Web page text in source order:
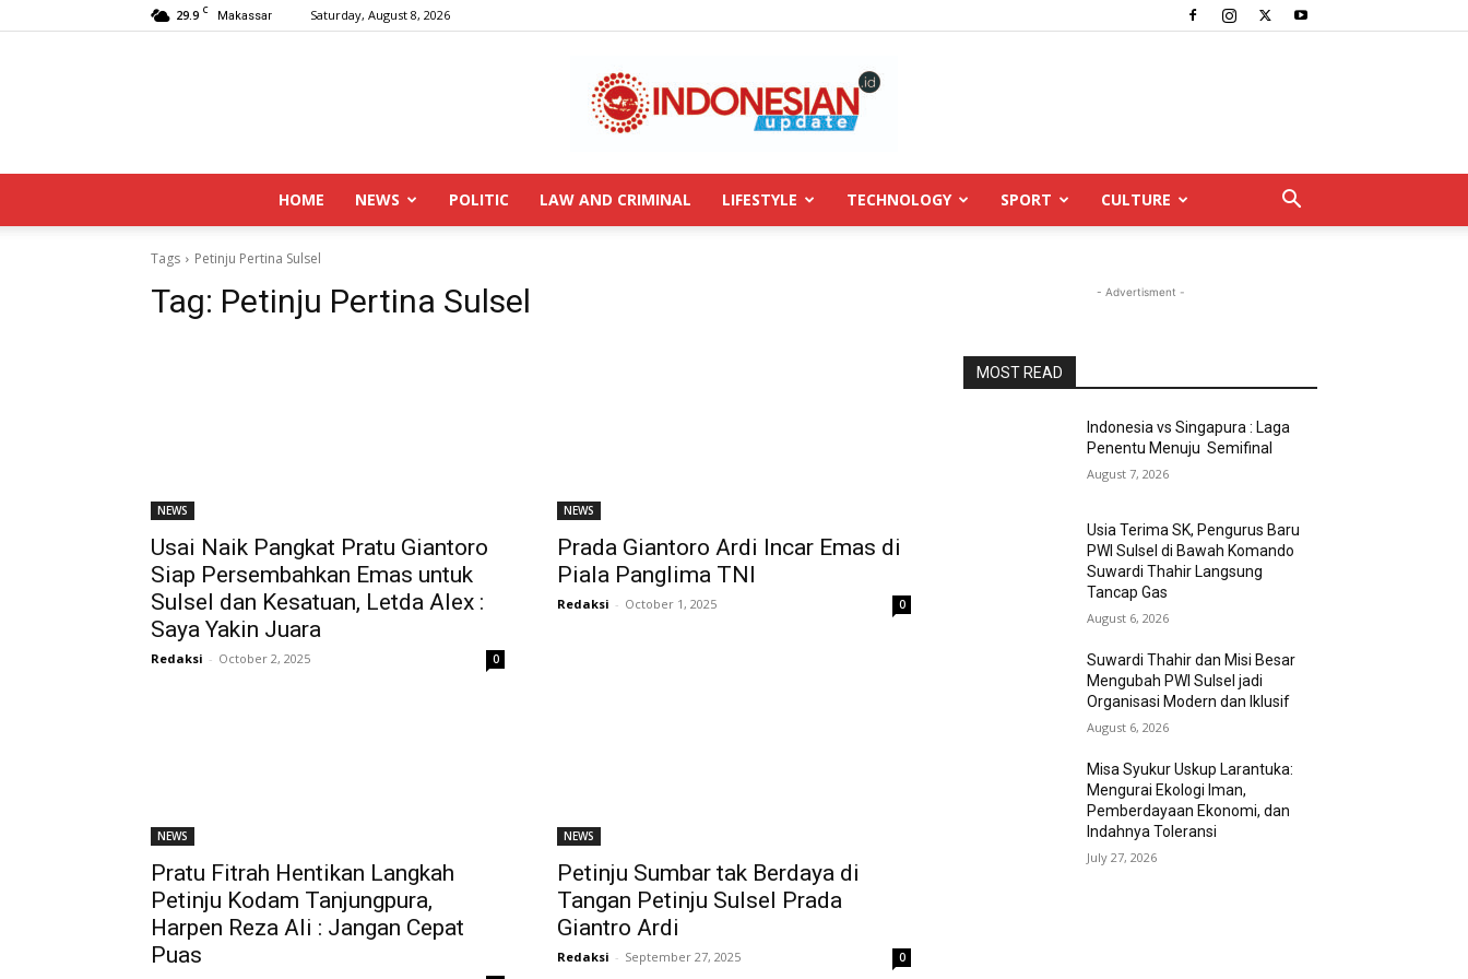
29.9 C Makassar Saturday, August 8, 2026
HOME NEWS POLITIC LAW AND CRIMINAL LIFESTYLE TECHNOLOGY SPORT CULTURE
Tags Petinju Pertina Sulsel
Tag: Petinju Pertina Sulsel
NEWS
Usai Naik Pangkat Pratu Giantoro
Siap Persembahkan Emas untuk
Sulsel dan Kesatuan, Letda Alex :
Saya Yakin Juara
Redaksi - October 2, 2025 0
NEWS
Prada Giantoro Ardi Incar Emas di
Piala Panglima TNI
Redaksi - October 1, 2025 0
NEWS
Pratu Fitrah Hentikan Langkah
Petinju Kodam Tanjungpura,
Harpen Reza Ali : Jangan Cepat
Puas
NEWS
Petinju Sumbar tak Berdaya di
Tangan Petinju Sulsel Prada
Giantro Ardi
Redaksi - September 27, 2025 0
- Advertisment -
MOST READ
Indonesia vs Singapura : Laga
Penentu Menuju Semifinal
August 7, 2026
Usia Terima SK, Pengurus Baru
PWI Sulsel di Bawah Komando
Suwardi Thahir Langsung
Tancap Gas
August 6, 2026
Suwardi Thahir dan Misi Besar
Mengubah PWI Sulsel jadi
Organisasi Modern dan Iklusif
August 6, 2026
Misa Syukur Uskup Larantuka:
Mengurai Ekologi Iman,
Pemberdayaan Ekonomi, dan
Indahnya Toleransi
July 27, 2026